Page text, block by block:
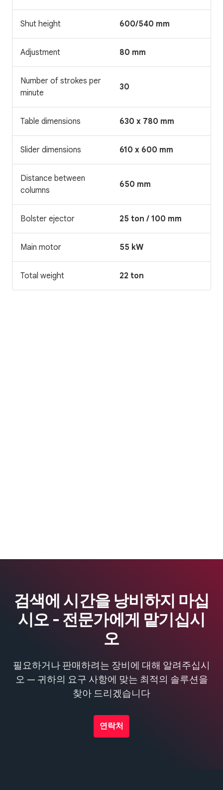
Shut height 600/540 mm
Adjustment 80 mm
Number of strokes per
minute
30
Table dimensions 630 x 780 mm
Slider dimensions 610 x 600 mm
Distance between
columns
650 mm
Bolster ejector 25 ton / 100 mm
Main motor 55 kW
Total weight 22 ton
검색에 시간을 낭비하지 마십
시오 - 전문가에게 맡기십시
오
필요하거나 판매하려는 장비에 대해 알려주십시
오 — 귀하의 요구 사항에 맞는 최적의 솔루션을
찾아 드리겠습니다
연락처